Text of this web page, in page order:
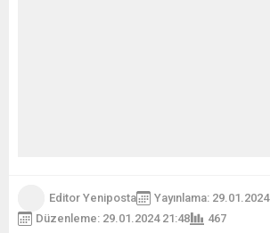
Editor Yeniposta
Yayınlama: 29.01.2024
Düzenleme: 29.01.2024 21:48
467